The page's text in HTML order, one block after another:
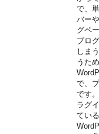
で、
バー
グペ
ブロ
しま
うた
で、
です
ラグ
てい